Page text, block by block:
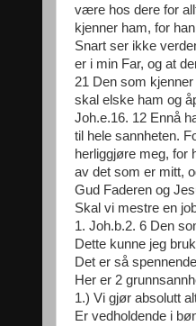
være hos dere for
kjenner ham, for
Snart ser ikke
er i min Far, og at
21 Den som
skal elske ham og
Joh.e.16. 12 Ennå
til hele sannheten.
herliggjøre meg, for
av det som er mitt,
Gud Faderen og
Skal vi mestre en
1. Joh.b.2. 6 Den
Dette kunne jeg
Det er så
Her er 2
1.) Vi gjør absolutt
Er vedholdende i